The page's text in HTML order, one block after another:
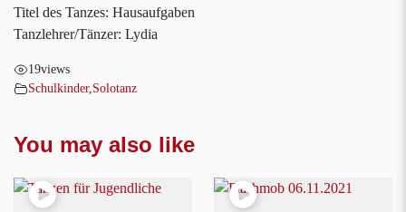
Titel des Tanzes: Hausaufgaben
Tanzlehrer/Tänzer: Lydia
19views
Schulkinder, Solotanz
You may also like